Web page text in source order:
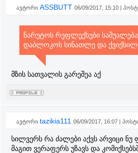
ავტორი ASSBUTT 06/09/2017, 15:10 |
ნარუტოს რეფლექსები
დაბლოკოს სინათლე და
მზის სათვალის გარეშეა აქ
ავტორი tazikia111 06/09/2017, 16:07 |
სილვერს რა ძალები აქვს არვიცი ნუ
მაგით ვერაფერს უზავს და